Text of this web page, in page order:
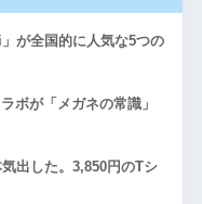
が全国的に人気な5つの
ボが「メガネの常識」
出した。3,850円のTシ